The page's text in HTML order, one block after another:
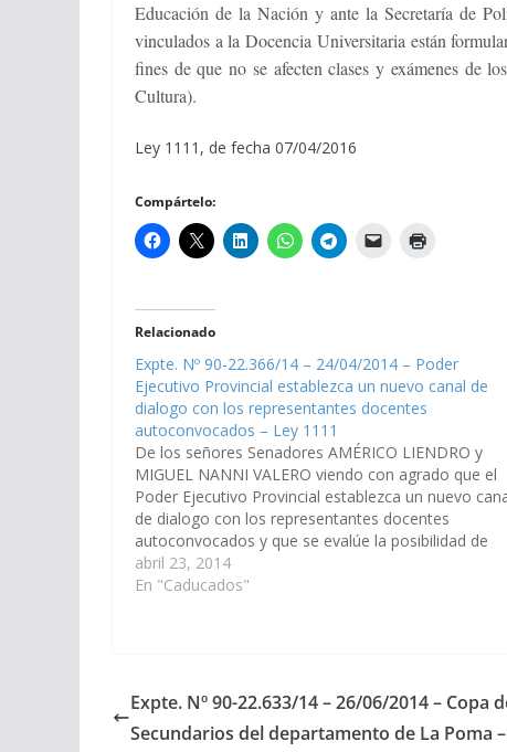
Educación de la Nación y ante la Secretaría de
vinculados a la Docencia Universitaria están
fines de que no se afecten clases y exámenes de
Cultura).
Ley 1111, de fecha 07/04/2016
Compártelo:
Relacionado
Expte. Nº 90-22.366/14 – 24/04/2014 – Poder
Ejecutivo Provincial establezca un nuevo canal de
dialogo con los representantes docentes
autoconvocados – Ley 1111
De los señores Senadores AMÉRICO LIENDRO y
MIGUEL NANNI VALERO viendo con agrado que el
Poder Ejecutivo Provincial establezca un nuevo
de dialogo con los representantes docentes
autoconvocados y que se evalúe la posibilidad de
contemplar los requerimientos que en materia de
actualización e incremento salarial se están
abril 23, 2014
En "Caducados"
Expte. Nº 90-22.633/14 – 26/06/2014 – Copa
Secundarios del departamento de La Poma